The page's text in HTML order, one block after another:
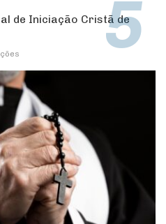
de Iniciação Cristã de